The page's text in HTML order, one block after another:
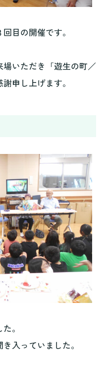
目の開催です。
いただき「遊生の町／
申し上げます。
。
入っていました。